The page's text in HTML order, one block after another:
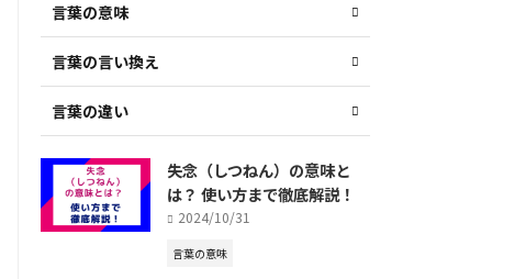
言葉の意味
言葉の言い換え
言葉の違い
失念（しつねん）の意味と
は？ 使い方まで徹底解説！
2024/10/31
言葉の意味